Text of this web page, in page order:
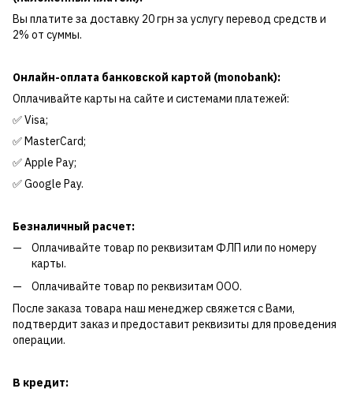
Вы платите за доставку 20 грн за услугу перевод средств и
2% от суммы.
Онлайн-оплата банковской картой (monobank):
Оплачивайте карты на сайте и системами платежей:
✅ Visa;
✅ MasterCard;
✅ Apple Pay;
✅ Google Pay.
Безналичный расчет:
Оплачивайте товар по реквизитам ФЛП или по номеру
карты.
Оплачивайте товар по реквизитам ООО.
После заказа товара наш менеджер свяжется с Вами,
подтвердит заказ и предоставит реквизиты для проведения
операции.
В кредит: